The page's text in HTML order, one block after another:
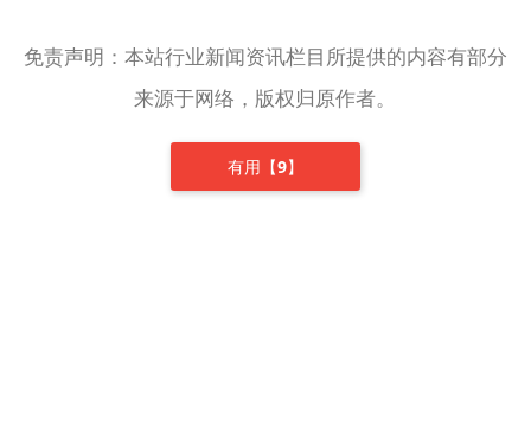
免责声明：本站行业新闻资讯栏目所提供的内容有部分
来源于网络，版权归原作者。
有用【9】